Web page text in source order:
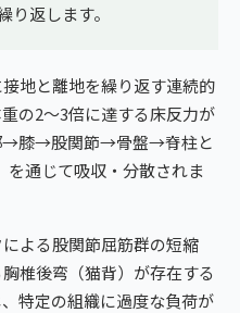
り返します。
地と離地を繰り返す連続的
の2〜3倍に達する床反力が
→膝→股関節→骨盤→脊柱と
を通じて吸収・分散されま
よる股関節屈筋群の短縮
椎後弯（猫背）が存在する
特定の組織に過度な負荷が